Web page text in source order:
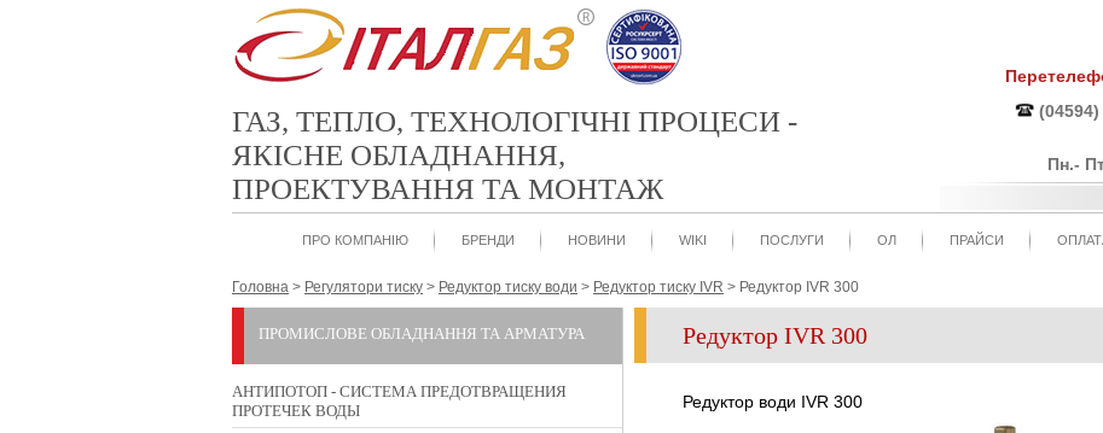
ГАЗ, ТЕПЛО, ТЕХНОЛОГІЧНІ ПРОЦЕСИ -
ЯКІСНЕ ОБЛАДНАННЯ,
ПРОЕКТУВАННЯ ТА МОНТАЖ
(04594)
Пн.-
ПРО КОМПАНІЮ БРЕНДИ НОВИНИ WIKI ПОСЛУГИ ОЛ ПРАЙСИ
Головна > Регулятори тиску > Редуктор тиску води > Редуктор тиску IVR > Редуктор IVR 300
ПРОМИСЛОВЕ ОБЛАДНАННЯ ТА АРМАТУРА
АНТИПОТОП - СИСТЕМА ПРЕДОТВРАЩЕНИЯ
ПРОТЕЧЕК ВОДЫ
Редуктор IVR 300
Редуктор води IVR 300